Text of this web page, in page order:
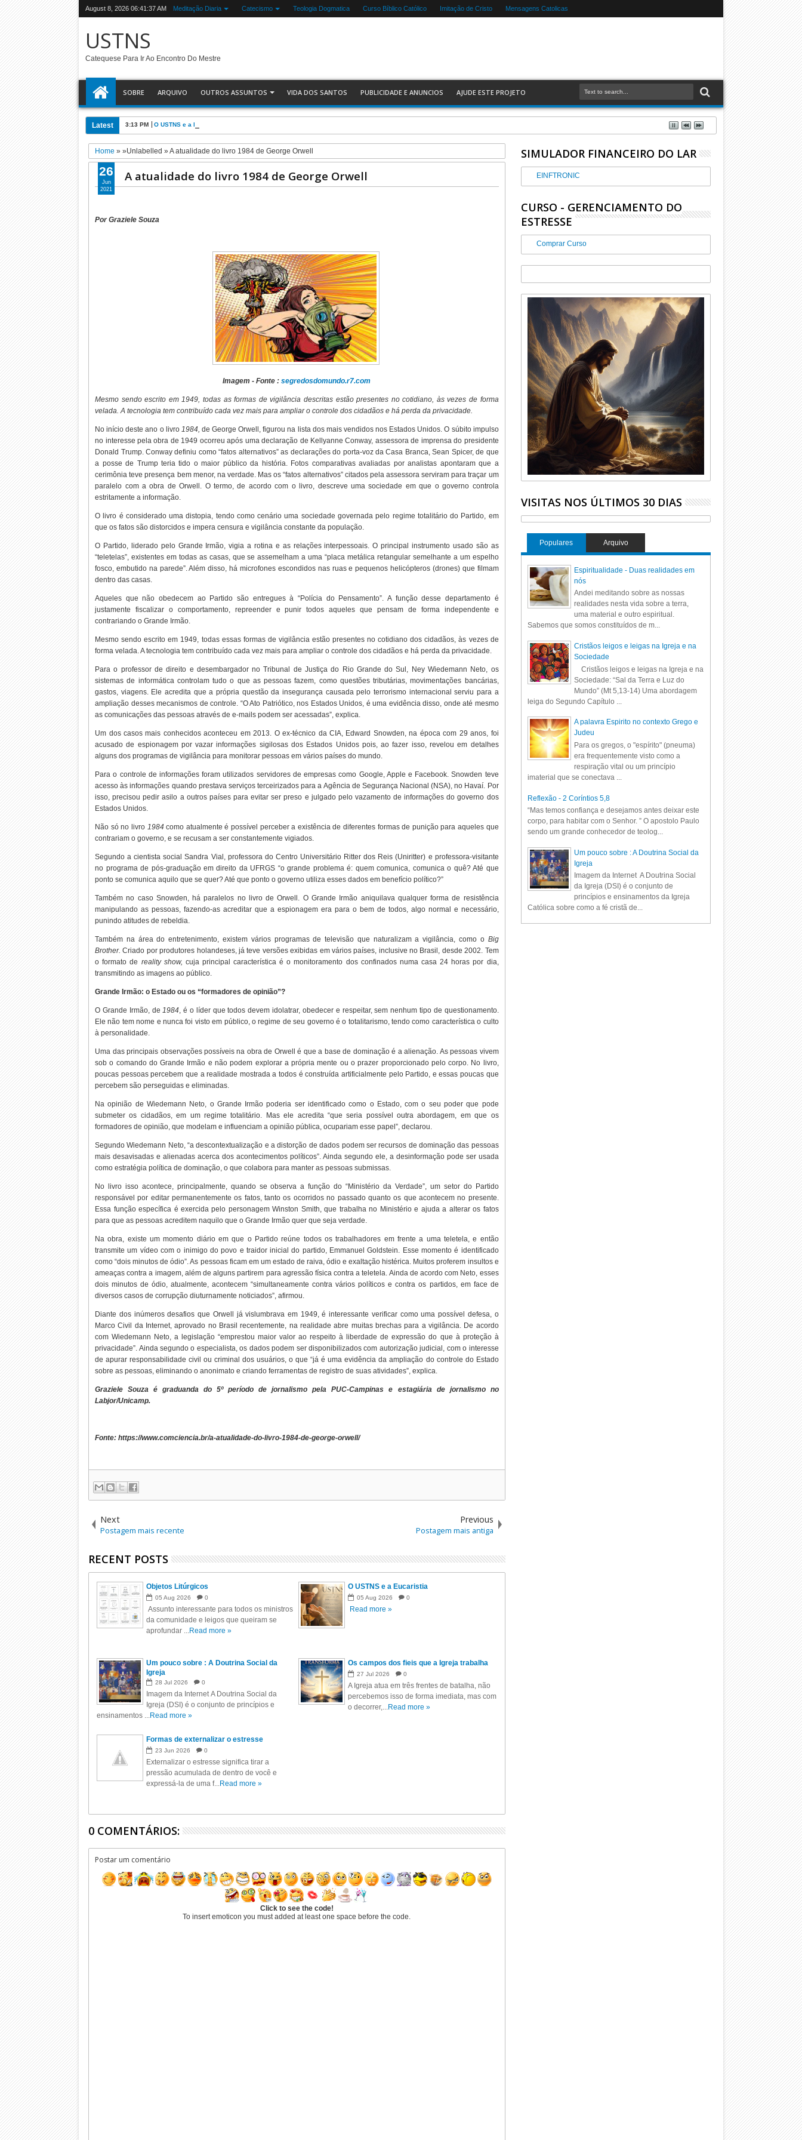
August 8, 2026 06:41:38 AM Meditação Diaria Catecismo Teologia Dogmatica Curso Bíblico Católico Imitação de Cristo Mensagens Catolicas
USTNS
Catequese Para Ir Ao Encontro Do Mestre
SOBRE ARQUIVO OUTROS ASSUNTOS VIDA DOS SANTOS PUBLICIDADE E ANUNCIOS AJUDE ESTE PROJETO
Latest 3:13 PM O USTNS e a Eucaristia
Home » »Unlabelled »A atualidade do livro 1984 de George Orwell
A atualidade do livro 1984 de George Orwell
Por Graziele Souza
Imagem - Fonte :segredosdomundo.r7.com
Mesmo sendo escrito em 1949, todas as formas de vigilância descritas estão presentes no cotidiano, às vezes de forma
velada. A tecnologia tem contribuído cada vez mais para ampliar o controle dos cidadãos e há perda da privacidade.
No início deste ano o livro 1984, de George Orwell, figurou na lista dos mais vendidos nos Estados Unidos. O súbito impulso
no interesse pela obra de 1949 ocorreu após uma declaração de Kellyanne Conway, assessora de imprensa do presidente
Donald Trump. Conway definiu como “fatos alternativos” as declarações do porta-voz da Casa Branca, Sean Spicer, de que
a posse de Trump teria tido o maior público da história. Fotos comparativas avaliadas por analistas apontaram que a
cerimônia teve presença bem menor, na verdade. Mas os “fatos alternativos” citados pela assessora serviram para traçar um
paralelo com a obra de Orwell. O termo, de acordo com o livro, descreve uma sociedade em que o governo controla
estritamente a informação.
O livro é considerado uma distopia, tendo como cenário uma sociedade governada pelo regime totalitário do Partido, em
que os fatos são distorcidos e impera censura e vigilância constante da população.
O Partido, liderado pelo Grande Irmão, vigia a rotina e as relações interpessoais. O principal instrumento usado são as
“teletelas”, existentes em todas as casas, que se assemelham a uma “placa metálica retangular semelhante a um espelho
fosco, embutido na parede”. Além disso, há microfones escondidos nas ruas e pequenos helicópteros (drones) que filmam
dentro das casas.
Aqueles que não obedecem ao Partido são entregues à “Polícia do Pensamento”. A função desse departamento é
justamente fiscalizar o comportamento, repreender e punir todos aqueles que pensam de forma independente e
contrariando o Grande Irmão.
Mesmo sendo escrito em 1949, todas essas formas de vigilância estão presentes no cotidiano dos cidadãos, às vezes de
forma velada. A tecnologia tem contribuído cada vez mais para ampliar o controle dos cidadãos e há perda da privacidade.
Para o professor de direito e desembargador no Tribunal de Justiça do Rio Grande do Sul, Ney Wiedemann Neto, os
sistemas de informática controlam tudo o que as pessoas fazem, como questões tributárias, movimentações bancárias,
gastos, viagens. Ele acredita que a própria questão da insegurança causada pelo terrorismo internacional serviu para a
ampliação desses mecanismos de controle. “O Ato Patriótico, nos Estados Unidos, é uma evidência disso, onde até mesmo
as comunicações das pessoas através de e-mails podem ser acessadas”, explica.
Um dos casos mais conhecidos aconteceu em 2013. O ex-técnico da CIA, Edward Snowden, na época com 29 anos, foi
acusado de espionagem por vazar informações sigilosas dos Estados Unidos pois, ao fazer isso, revelou em detalhes
alguns dos programas de vigilância para monitorar pessoas em vários países do mundo.
Para o controle de informações foram utilizados servidores de empresas como Google, Apple e Facebook. Snowden teve
acesso às informações quando prestava serviços terceirizados para a Agência de Segurança Nacional (NSA), no Havaí. Por
isso, precisou pedir asilo a outros países para evitar ser preso e julgado pelo vazamento de informações do governo dos
Estados Unidos.
Não só no livro 1984como atualmente é possível perceber a existência de diferentes formas de punição para aqueles que
contrariam o governo, e se recusam a ser constantemente vigiados.
Segundo a cientista social Sandra Vial, professora do Centro Universitário Ritter dos Reis (Uniritter) e professora-visitante
no programa de pós-graduação em direito da UFRGS “o grande problema é: quem comunica, comunica o quê? Até que
ponto se comunica aquilo que se quer? Até que ponto o governo utiliza esses dados em benefício político?”
Também no caso Snowden, há paralelos no livro de Orwell. O Grande Irmão aniquilava qualquer forma de resistência
manipulando as pessoas, fazendo-as acreditar que a espionagem era para o bem de todos, algo normal e necessário,
punindo atitudes de rebeldia.
Também na área do entretenimento, existem vários programas de televisão que naturalizam a vigilância, como o Big
Brother.Criado por produtores holandeses, já teve versões exibidas em vários países, inclusive no Brasil, desde 2002. Tem
o formato de reality show, cuja principal característica é o monitoramento dos confinados numa casa 24 horas por dia,
transmitindo as imagens ao público.
Grande Irmão: o Estado ou os “formadores de opinião”?
O Grande Irmão, de 1984 , é o líder que todos devem idolatrar, obedecer e respeitar, sem nenhum tipo de questionamento.
Ele não tem nome e nunca foi visto em público, o regime de seu governo é o totalitarismo, tendo como característica o culto
à personalidade.
Uma das principais observações possíveis na obra de Orwell é que a base de dominação é a alienação. As pessoas vivem
sob o comando do Grande Irmão e não podem explorar a própria mente ou o prazer proporcionado pelo corpo. No livro,
poucas pessoas percebem que a realidade mostrada a todos é construída artificialmente pelo Partido, e essas poucas que
percebem são perseguidas e eliminadas.
Na opinião de Wiedemann Neto, o Grande Irmão poderia ser identificado como o Estado, com o seu poder que pode
submeter os cidadãos, em um regime totalitário. Mas ele acredita “que seria possível outra abordagem, em que os
formadores de opinião, que modelam e influenciam a opinião pública, ocupariam esse papel”, declarou.
Segundo Wiedemann Neto, “a descontextualização e a distorção de dados podem ser recursos de dominação das pessoas
mais desavisadas e alienadas acerca dos acontecimentos políticos”. Ainda segundo ele, a desinformação pode ser usada
como estratégia política de dominação, o que colabora para manter as pessoas submissas.
No livro isso acontece, principalmente, quando se observa a função do “Ministério da Verdade”, um setor do Partido
responsável por editar permanentemente os fatos, tanto os ocorridos no passado quanto os que acontecem no presente.
Essa função específica é exercida pelo personagem Winston Smith, que trabalha no Ministério e ajuda a alterar os fatos
para que as pessoas acreditem naquilo que o Grande Irmão quer que seja verdade.
Na obra, existe um momento diário em que o Partido reúne todos os trabalhadores em frente a uma teletela, e então
transmite um vídeo com o inimigo do povo e traidor inicial do partido, Emmanuel Goldstein. Esse momento é identificado
como “dois minutos de ódio”. As pessoas ficam em um estado de raiva, ódio e exaltação histérica. Muitos proferem insultos e
ameaças contra a imagem, além de alguns partirem para agressão física contra a teletela. Ainda de acordo com Neto, esses
dois minutos de ódio, atualmente, acontecem “simultaneamente contra vários políticos e contra os partidos, em face de
diversos casos de corrupção diuturnamente noticiados”, afirmou.
Diante dos inúmeros desafios que Orwell já vislumbrava em 1949, é interessante verificar como uma possível defesa, o
Marco Civil da Internet, aprovado no Brasil recentemente, na realidade abre muitas brechas para a vigilância. De acordo
com Wiedemann Neto, a legislação “emprestou maior valor ao respeito à liberdade de expressão do que à proteção à
privacidade”. Ainda segundo o especialista, os dados podem ser disponibilizados com autorização judicial, com o interesse
de apurar responsabilidade civil ou criminal dos usuários, o que “já é uma evidência da ampliação do controle do Estado
sobre as pessoas, eliminando o anonimato e criando ferramentas de registro de suas atividades”, explica.
Graziele Souza é graduanda do 5º período de jornalismo pela PUC-Campinas e estagiária de jornalismo no
Labjor/Unicamp.
Fonte: https://www.comciencia.br/a-atualidade-do-livro-1984-de-george-orwell/
26
Jun
2021
Next
Postagem mais recente
Previous
Postagem mais antiga
RECENT POSTS
Objetos Litúrgicos
05 Aug 2026 0
Assunto interessante para todos os ministros
da comunidade e leigos que queiram se
aprofundar ... Read more »
O USTNS e a Eucaristia
05 Aug 2026 0
Read more »
Um pouco sobre : A Doutrina Social da
Igreja
28 Jul 2026 0
Imagem da Internet A Doutrina Social da
Igreja (DSI) é o conjunto de princípios e
ensinamentos ... Read more »
Os campos dos fieis que a Igreja trabalha
27 Jul 2026 0
A Igreja atua em três frentes de batalha, não
percebemos isso de forma imediata, mas com
o decorrer,... Read more »
Formas de externalizar o estresse
23 Jun 2026 0
Externalizar o estresse significa tirar a
pressão acumulada de dentro de você e
expressá-la de uma f... Read more »
0 COMENTÁRIOS:
Postar um comentário
Click to see the code!
To insert emoticon you must added at least one space before the code.
SIMULADOR FINANCEIRO DO LAR
EINFTRONIC
CURSO - GERENCIAMENTO DO
ESTRESSE
Comprar Curso
VISITAS NOS ÚLTIMOS 30 DIAS
Populares Arquivo
Espiritualidade - Duas realidades em
nós
Andei meditando sobre as nossas
realidades nesta vida sobre a terra,
uma material e outro espiritual.
Sabemos que somos constituídos de m...
Cristãos leigos e leigas na Igreja e na
Sociedade
Cristãos leigos e leigas na Igreja e na
Sociedade: “Sal da Terra e Luz do
Mundo” (Mt 5,13-14) Uma abordagem
leiga do Segundo Capítulo ...
A palavra Espirito no contexto Grego e
Judeu
Para os gregos, o "espírito" (pneuma)
era frequentemente visto como a
respiração vital ou um princípio
imaterial que se conectava ...
Reflexão - 2 Coríntios 5,8
“Mas temos confiança e desejamos antes deixar este
corpo, para habitar com o Senhor. ” O apostolo Paulo
sendo um grande conhecedor de teolog...
Um pouco sobre : A Doutrina Social da
Igreja
Imagem da Internet A Doutrina Social
da Igreja (DSI) é o conjunto de
princípios e ensinamentos da Igreja
Católica sobre como a fé cristã de...